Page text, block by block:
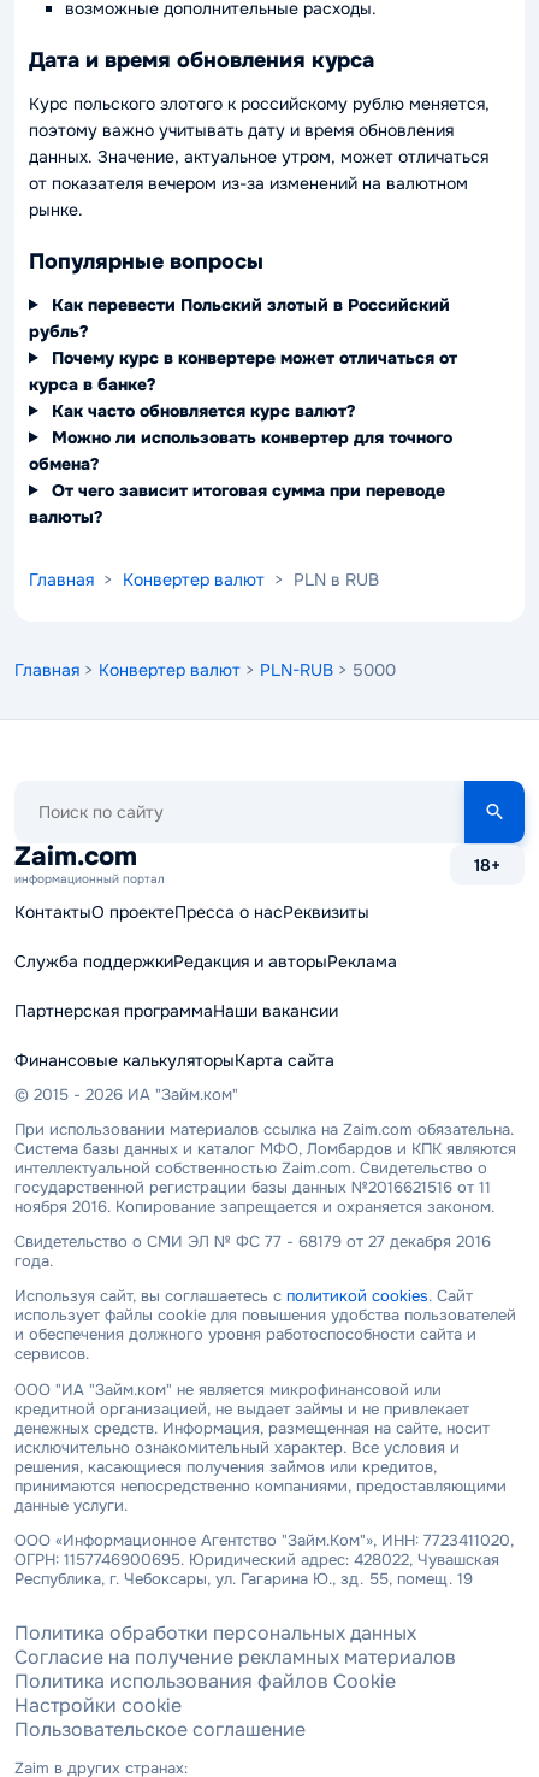
возможные дополнительные расходы.
Дата и время обновления курса
Курс польского злотого к российскому рублю меняется,
поэтому важно учитывать дату и время обновления
данных. Значение, актуальное утром, может отличаться
от показателя вечером из-за изменений на валютном
рынке.
Популярные вопросы
Как перевести Польский злотый в Российский
рубль?
Почему курс в конвертере может отличаться от
курса в банке?
Как часто обновляется курс валют?
Можно ли использовать конвертер для точного
обмена?
От чего зависит итоговая сумма при переводе
валюты?
Главная > Конвертер валют > PLN в RUB
Главная > Конвертер валют > PLN-RUB > 5000
сайту
Zaim.com
информационный портал
18+
КонтактыО проектеПресса о насРеквизиты
Служба поддержкиРедакция и авторыРеклама
Партнерская программаНаши вакансии
Финансовые калькуляторыКарта сайта
© 2015 - 2026 ИА "Займ.ком"
При использовании материалов ссылка на Zaim.com обязательна.
Система базы данных и каталог МФО, Ломбардов и КПК являются
интеллектуальной собственностью Zaim.com. Свидетельство о
государственной регистрации базы данных №2016621516 от 11
ноября 2016. Копирование запрещается и охраняется законом.
Свидетельство о СМИ ЭЛ № ФС 77 - 68179 от 27 декабря 2016
года.
Используя сайт, вы соглашаетесь с политикой cookies. Сайт
использует файлы cookie для повышения удобства пользователей
и обеспечения должного уровня работоспособности сайта и
сервисов.
ООО "ИА "Займ.ком" не является микрофинансовой или
кредитной организацией, не выдает займы и не привлекает
денежных средств. Информация, размещенная на сайте, носит
исключительно ознакомительный характер. Все условия и
решения, касающиеся получения займов или кредитов,
принимаются непосредственно компаниями, предоставляющими
данные услуги.
ООО «Информационное Агентство "Займ.Ком"», ИНН: 7723411020,
ОГРН: 1157746900695. Юридический адрес: 428022, Чувашская
Республика, г. Чебоксары, ул. Гагарина Ю., зд. 55, помещ. 19
Политика обработки персональных данных
Согласие на получение рекламных материалов
Политика использования файлов Cookie
Настройки cookie
Пользовательское соглашение
Zaim в других странах: